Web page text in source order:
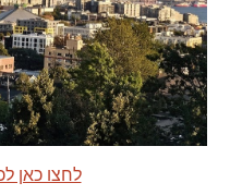
<< לחצו